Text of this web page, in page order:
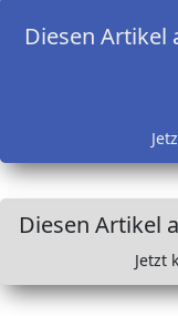
Diesen Artikel
Diesen Artikel
Jetzt